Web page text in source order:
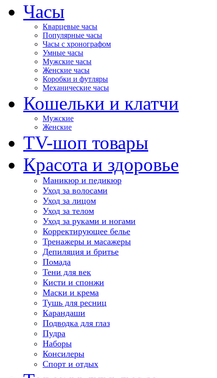
Часы
Кварцевые часы
Популярные часы
Часы с хронографом
Умные часы
Мужские часы
Женские часы
Коробки и футляры
Механические часы
Кошельки и клатчи
Мужские
Женские
TV-шоп товары
Красота и здоровье
Маникюр и педикюр
Уход за волосами
Уход за лицом
Уход за телом
Уход за руками и ногами
Корректирующее белье
Тренажеры и масажеры
Депиляция и бритье
Помада
Тени для век
Кисти и спонжи
Маски и крема
Тушь для ресниц
Карандаши
Подводка для глаз
Пудра
Наборы
Консилеры
Спорт и отдых